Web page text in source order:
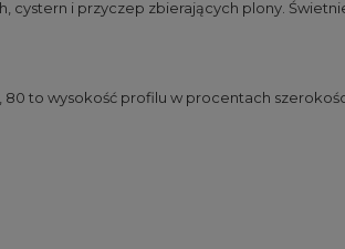
i przyczep zbierających plony.
to wysokość profilu w procentach